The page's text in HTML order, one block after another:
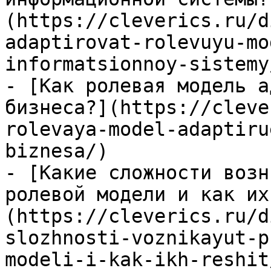
(https://cleverics.ru/
adaptirovat-rolevuyu-
informatsionnoy-
- [Как ролевая модель
бизнеса?](https://
rolevaya-model-
biznesa/)
- [Какие сложности
ролевой модели и как
(https://cleverics.ru/
slozhnosti-
modeli-i-kak-ikh-